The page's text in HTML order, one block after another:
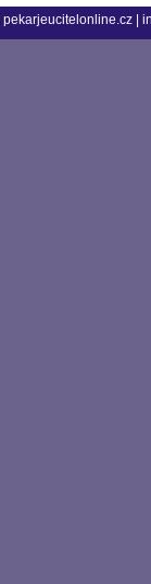
pekarjeucitelonline.cz